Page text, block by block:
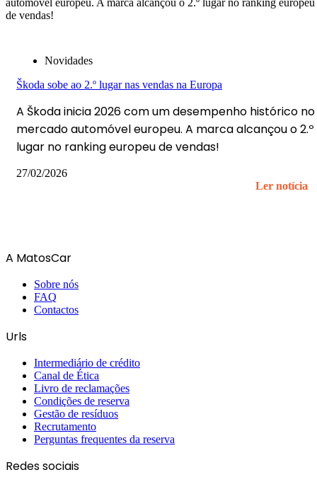
Novidades
Škoda sobe ao 2.º lugar nas vendas na Europa
A Škoda inicia 2026 com um desempenho histórico no
mercado automóvel europeu. A marca alcançou o 2.º
lugar no ranking europeu de vendas!
27/02/2026
Ler notícia
A MatosCar
Sobre nós
FAQ
Contactos
Urls
Intermediário de crédito
Canal de Ética
Livro de reclamações
Condições de reserva
Gestão de resíduos
Recrutamento
Perguntas frequentes da reserva
Redes sociais